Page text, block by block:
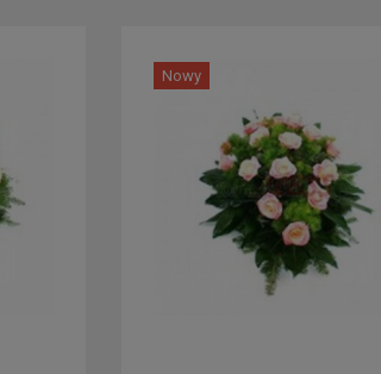
Nowy